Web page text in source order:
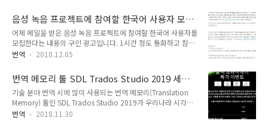
Xbench 툴을 사용해도 됩니다. Xbench 프로그램은 유료지만
2.9 버전은..
100% 매치는 건드리지 않아야 합니다. 또, 100% 매치는 고치
지 말라는 지침을 받을 수도 있습니다. 문제는 100% 일치하는
번역에 명백한 오역이 있는 경우입니다. 사실 100% 매치에 대
하여 비용이 지불되지 않으면 그런 부분은 그냥 지나치는 것이
최선이지만, 번역하다가 기존 번역에서 명백한 오역을 보게 되면
는 100% 매치 부분을 수정하지 말고 PM에게 '100% 매치에 오
역이 많다'고 알리는 ..
음성 녹음 프로젝트에 참여할 한국어 사용자 모
집 - 한끼 밥값벌이용?
어제 메일을 받은 음성 녹음 프로젝트에 참여할 한국어 사용자를
모집한다는 내용의 구인 광고입니다. 1시간 정도 통화하고 참여
비 28달러를 받을 수 있습니다. 심심한(?) 분은 신청해보아도 될
사의 사이트가 검색됩니다. 믿을 수는 있는 것 같지만... 확실히
는 모르겠습니다. 몇 년 전에 비슷한 작업을 받아서 했다가 몇 푼
되지 않은 돈을 못 받은 적이 있습니다. 그 때에는 해외 업체이고
신뢰 여부를 알 수 없는 업체였지만, 이번에는 한글로도 구인 광
고를 하는 것을 보니 사기는 아닌 것 같습니다. 관심 있는 분은
번역 2018.12.05
번역 메모리 툴 SDL Trados Studio 2019 세일
행사(40% 할인)
기술 분야 번역 시에 많이 사용되는 번역 메모리(Translation
Memory) 툴인 SDL Trados Studio 2019가 우리나라 시각으
로 내일 토요일(12월 1일) 오전 9시까지 40% 할인된 가격에 판
번역 2018.11.30